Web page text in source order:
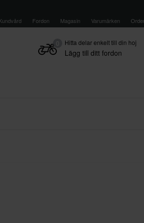
Fordon Magasin Varumärken
Hitta delar enkelt till din hoj
Lägg till ditt fordon